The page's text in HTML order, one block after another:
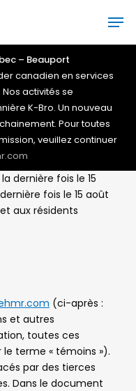
– Beauport
canadien en services
activités se
K-Bro. Un nouveau
Pour toutes
veuillez continuer
dernière fois le 15
fois le 15 août
aux résidents
(ci-après :
et autres
toutes ces
terme « témoins »).
par des tierces
Dans le document
Close